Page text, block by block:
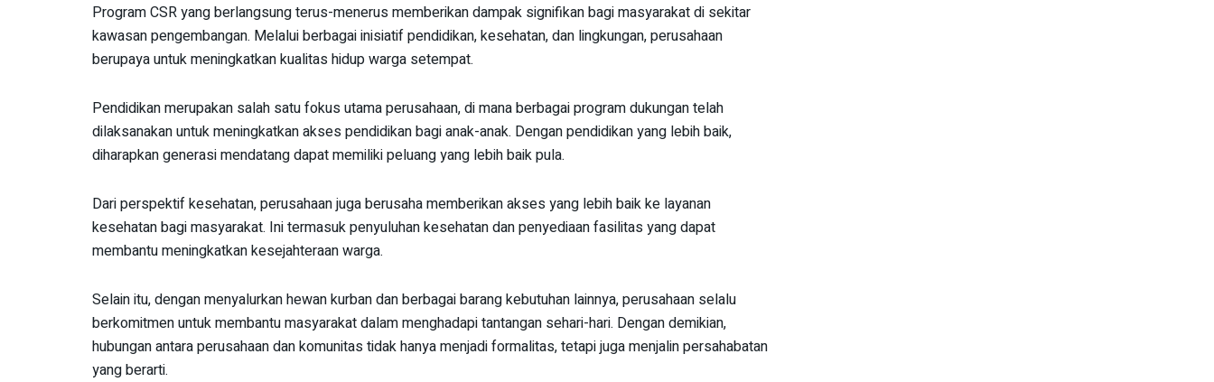
Program CSR yang berlangsung terus-menerus memberikan dampak signifikan bagi masyarakat di sekitar
kawasan pengembangan. Melalui berbagai inisiatif pendidikan, kesehatan, dan lingkungan, perusahaan
berupaya untuk meningkatkan kualitas hidup warga setempat.
Pendidikan merupakan salah satu fokus utama perusahaan, di mana berbagai program dukungan telah
dilaksanakan untuk meningkatkan akses pendidikan bagi anak-anak. Dengan pendidikan yang lebih baik,
diharapkan generasi mendatang dapat memiliki peluang yang lebih baik pula.
Dari perspektif kesehatan, perusahaan juga berusaha memberikan akses yang lebih baik ke layanan
kesehatan bagi masyarakat. Ini termasuk penyuluhan kesehatan dan penyediaan fasilitas yang dapat
membantu meningkatkan kesejahteraan warga.
Selain itu, dengan menyalurkan hewan kurban dan berbagai barang kebutuhan lainnya, perusahaan selalu
berkomitmen untuk membantu masyarakat dalam menghadapi tantangan sehari-hari. Dengan demikian,
hubungan antara perusahaan dan komunitas tidak hanya menjadi formalitas, tetapi juga menjalin persahabatan
yang berarti.